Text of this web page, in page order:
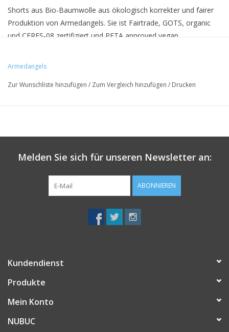
Shorts aus Bio-Baumwolle aus ökologisch korrekter und fairer
Produktion von Armedangels. Sie ist Fairtrade, GOTS, organic
und CERES-08 zertifiziert und PETA approved vegan.
• 97% Bio-Baumwolle, 3% Elastan
• Regular Fit
Armedangels
Zur Wunschliste hinzufügen / Zum Vergleich hinzufügen / Drucken
Melden Sie sich für unseren Newsletter an:
ABONNIEREN
Kundendienst
Produkte
Mein Konto
NUBUC